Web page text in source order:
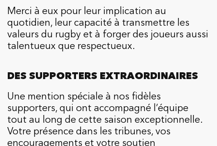
Merci à eux pour leur implication au
quotidien, leur capacité à transmettre les
valeurs du rugby et à forger des joueurs aussi
talentueux que respectueux.
DES SUPPORTERS EXTRAORDINAIRES
Une mention spéciale à nos fidèles
supporters, qui ont accompagné l’équipe
tout au long de cette saison exceptionnelle.
Votre présence dans les tribunes, vos
encouragements et votre soutien